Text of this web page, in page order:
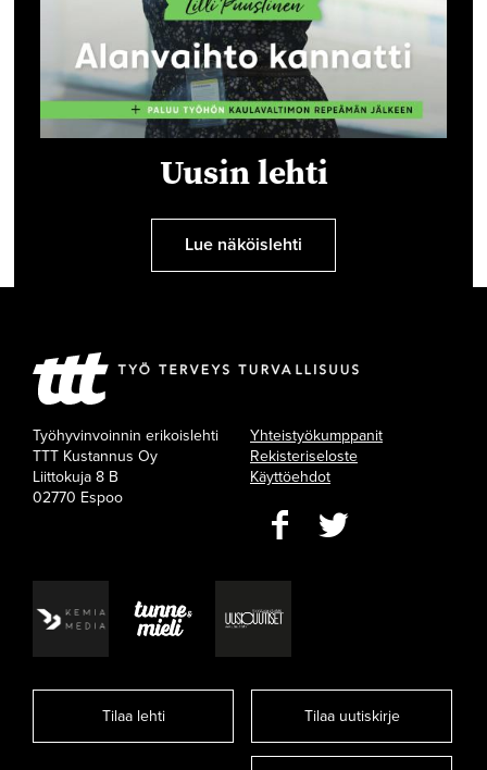
Uusin lehti
Lue näköislehti
Työhyvinvoinnin erikoislehti
TTT Kustannus Oy
Liittokuja 8 B
02770 Espoo
Yhteistyökumppanit
Rekisteriseloste
Käyttöehdot
Tilaa lehti Tilaa uutiskirje